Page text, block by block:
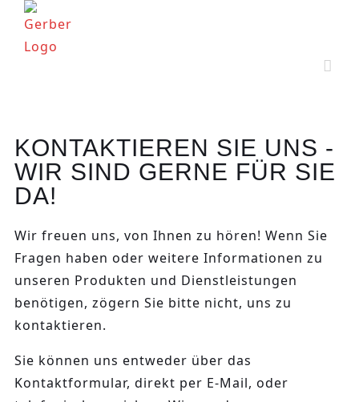
KONTAKTIEREN SIE UNS -
WIR SIND GERNE FÜR SIE
DA!
Wir freuen uns, von Ihnen zu hören! Wenn Sie
Fragen haben oder weitere Informationen zu
unseren Produkten und Dienstleistungen
benötigen, zögern Sie bitte nicht, uns zu
kontaktieren.
Sie können uns entweder über das
Kontaktformular, direkt per E-Mail, oder